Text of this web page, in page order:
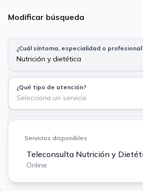
Busca síntoma, especialidad o profesional
Nutrición y dietética · Teleconsulta
Modificar búsqueda
¿Cuál síntoma, especialidad o
¿Qué tipo de atención?
Selecciona un servicio
Particular o Isapre $ 15.000
Servicios disponibles
Teleconsulta Nutrición y
Online
Particular
$ 15.000
9 10
2 profesionales encontrados·